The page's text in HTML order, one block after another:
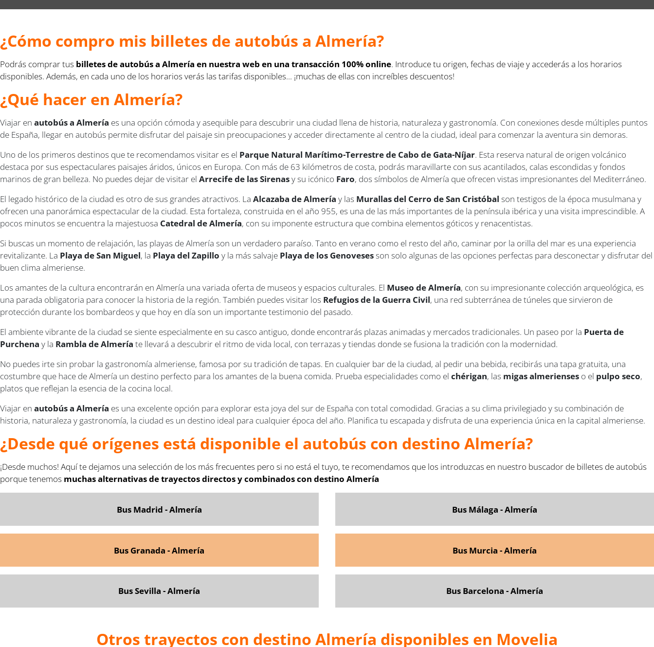
¿Cómo compro mis billetes de autobús a Almería?
Podrás comprar tus billetes de autobús a Almería en nuestra web en una transacción 100% online. Introduce tu origen, fechas de viaje y accederás a los horarios
disponibles. Además, en cada uno de los horarios verás las tarifas disponibles... ¡muchas de ellas con increíbles descuentos!
¿Qué hacer en Almería?
Viajar en autobús a Almería es una opción cómoda y asequible para descubrir una ciudad llena de historia, naturaleza y gastronomía. Con conexiones desde múltiples puntos
de España, llegar en autobús permite disfrutar del paisaje sin preocupaciones y acceder directamente al centro de la ciudad, ideal para comenzar la aventura sin demoras.
Uno de los primeros destinos que te recomendamos visitar es el Parque Natural Marítimo-Terrestre de Cabo de Gata-Níjar. Esta reserva natural de origen volcánico
destaca por sus espectaculares paisajes áridos, únicos en Europa. Con más de 63 kilómetros de costa, podrás maravillarte con sus acantilados, calas escondidas y fondos
marinos de gran belleza. No puedes dejar de visitar el Arrecife de las Sirenasy su icónico Faro, dos símbolos de Almería que ofrecen vistas impresionantes del Mediterráneo.
El legado histórico de la ciudad es otro de sus grandes atractivos. La Alcazaba de Almería y las Murallas del Cerro de San Cristóbal son testigos de la época musulmana y
ofrecen una panorámica espectacular de la ciudad. Esta fortaleza, construida en el año 955, es una de las más importantes de la península ibérica y una visita imprescindible. A
pocos minutos se encuentra la majestuosa Catedral de Almería, con su imponente estructura que combina elementos góticos y renacentistas.
Si buscas un momento de relajación, las playas de Almería son un verdadero paraíso. Tanto en verano como el resto del año, caminar por la orilla del mar es una experiencia
revitalizante. La Playa de San Miguel, la Playa del Zapillo y la más salvaje Playa de los Genovesesson solo algunas de las opciones perfectas para desconectar y disfrutar del
buen clima almeriense.
Los amantes de la cultura encontrarán en Almería una variada oferta de museos y espacios culturales. El Museo de Almería, con su impresionante colección arqueológica, es
una parada obligatoria para conocer la historia de la región. También puedes visitar los Refugios de la Guerra Civil, una red subterránea de túneles que sirvieron de
protección durante los bombardeos y que hoy en día son un importante testimonio del pasado.
El ambiente vibrante de la ciudad se siente especialmente en su casco antiguo, donde encontrarás plazas animadas y mercados tradicionales. Un paseo por la Puerta de
Purchena y la Rambla de Almería te llevará a descubrir el ritmo de vida local, con terrazas y tiendas donde se fusiona la tradición con la modernidad.
No puedes irte sin probar la gastronomía almeriense, famosa por su tradición de tapas. En cualquier bar de la ciudad, al pedir una bebida, recibirás una tapa gratuita, una
costumbre que hace de Almería un destino perfecto para los amantes de la buena comida. Prueba especialidades como el chérigan, las migas almerienses o el pulpo seco,
platos que reflejan la esencia de la cocina local.
Viajar en autobús a Almería es una excelente opción para explorar esta joya del sur de España con total comodidad. Gracias a su clima privilegiado y su combinación de
historia, naturaleza y gastronomía, la ciudad es un destino ideal para cualquier época del año. Planifica tu escapada y disfruta de una experiencia única en la capital almeriense.
¿Desde qué orígenes está disponible el autobús con destino Almería?
¡Desde muchos! Aquí te dejamos una selección de los más frecuentes pero si no está el tuyo, te recomendamos que los introduzcas en nuestro buscador de billetes de autobús
porque tenemos muchas alternativas de trayectos directos y combinados con destino Almería
Bus Madrid - Almería
Bus Granada - Almería
Bus Sevilla - Almería
Bus Málaga - Almería
Bus Murcia - Almería
Bus Barcelona - Almería
Otros trayectos con destino Almería disponibles en Movelia